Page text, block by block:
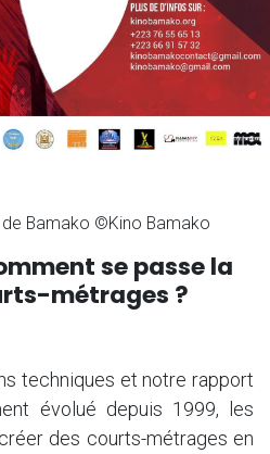
Bamako ©Kino Bamako
se passe la
métrages ?
techniques et notre rapport
évolué depuis 1999, les
des courts-métrages en